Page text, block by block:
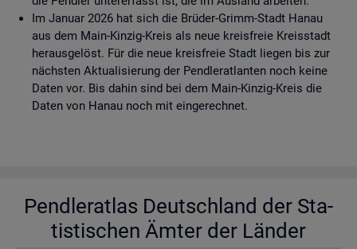
Im Januar 2026 hat sich die Brüder-Grimm-Stadt Hanau
aus dem Main-Kinzig-Kreis als neue kreisfreie Kreisstadt
herausgelöst. Für die neue kreisfreie Stadt liegen bis zur
nächsten Aktualisierung der Pendleratlanten noch keine
Daten vor. Bis dahin sind bei dem Main-Kinzig-Kreis die
Daten von Hanau noch mit eingerechnet.
Pend­ler­at­las Deutsch­land der Sta­
tis­ti­schen Ämter der Län­der